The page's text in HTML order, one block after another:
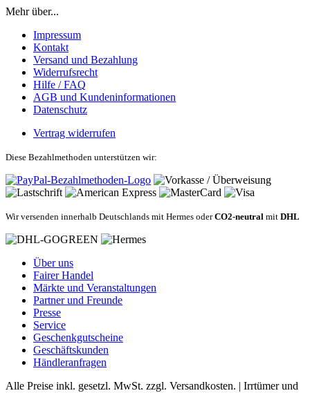
Mehr über...
Impressum
Kontakt
Versand und Bezahlung
Widerrufsrecht
Hilfe / FAQ
AGB und Kundeninformationen
Datenschutz
Vertrag widerrufen
Diese Bezahlmethoden unterstützen wir:
Wir versenden innerhalb Deutschlands mit Hermes oderCO2-neutral mit DHL
Über uns
Fairer Handel
Märkte und Veranstaltungen
Partner und Freunde
Presse
Service
Geschenkgutscheine
Geschäftskunden
Händleranfragen
Alle Preise inkl. gesetzl. MwSt. zzgl. Versandkosten. | Irrtümer und